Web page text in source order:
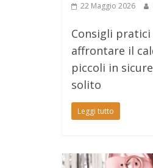
22 Maggio 2026
Consigli
affrontare il
piccoli in
solito
Leggi tutto